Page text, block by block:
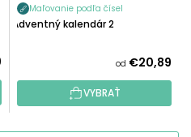
Maľovanie podľa čísel
Adventný kalendár 2
od €20,89
VYBRAŤ